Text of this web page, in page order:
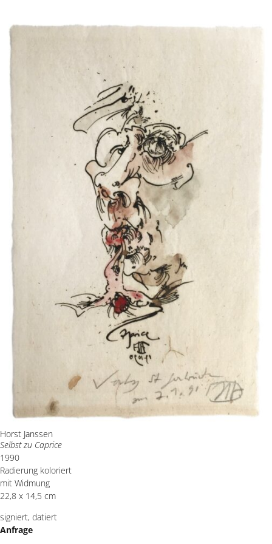
Horst Janssen
Selbst zu Caprice
1990
Radierung koloriert
mit Widmung
22,8 x 14,5 cm
signiert, datiert
Anfrage